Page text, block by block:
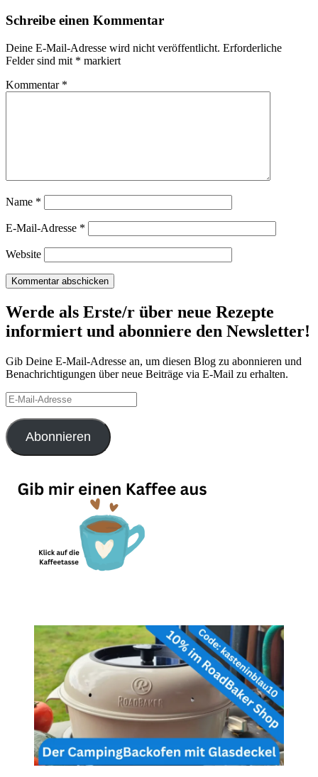
Schreibe einen Kommentar
Deine E-Mail-Adresse wird nicht veröffentlicht. Erforderliche
Felder sind mit * markiert
Kommentar *
Name *
E-Mail-Adresse *
Website
Werde als Erste/r über neue Rezepte
informiert und abonniere den Newsletter!
Gib Deine E-Mail-Adresse an, um diesen Blog zu abonnieren und
Benachrichtigungen über neue Beiträge via E-Mail zu erhalten.
E-
Mail-
Adresse
Abonnieren